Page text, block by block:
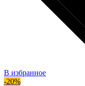
В избранное
-20%